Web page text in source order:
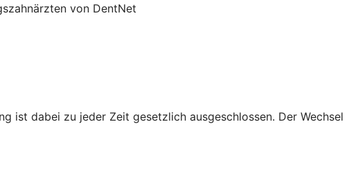
von DentNet
ist dabei zu jeder Zeit gesetzlich ausgeschlossen. Der Wechsel